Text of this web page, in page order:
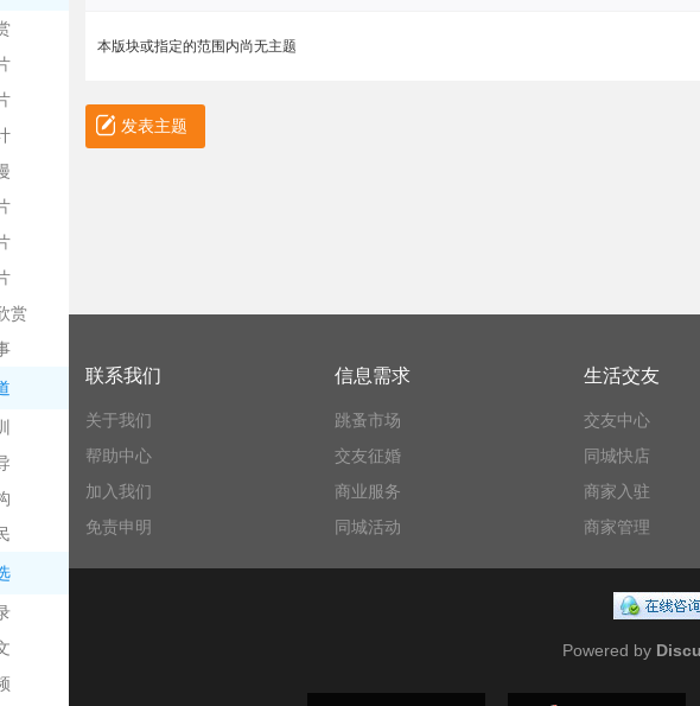
赏
平
本版块或指定的范围内尚无主题
发表主题
联系我们
关于我们
帮助中心
加入我们
免责申明
信息需求
跳蚤市场
交友征婚
商业服务
同城活动
生活交友
交友中心
同城快店
商家入驻
商家管理
Powered by